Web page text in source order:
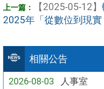
相關公告
2026-08-03 人事室
【2025-05-12】
2025年「從數位到現